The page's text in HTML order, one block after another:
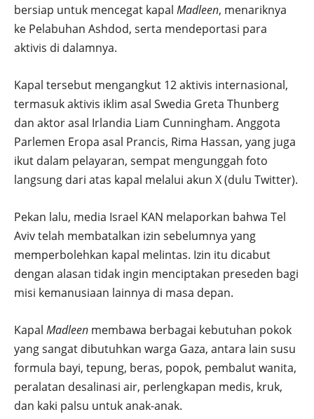
bersiap untuk mencegat kapal Madleen, menariknya
ke Pelabuhan Ashdod, serta mendeportasi para
aktivis di dalamnya.
Kapal tersebut mengangkut 12 aktivis internasional,
termasuk aktivis iklim asal Swedia Greta Thunberg
dan aktor asal Irlandia Liam Cunningham. Anggota
Parlemen Eropa asal Prancis, Rima Hassan, yang juga
ikut dalam pelayaran, sempat mengunggah foto
langsung dari atas kapal melalui akun X (dulu Twitter).
Pekan lalu, media Israel KAN melaporkan bahwa Tel
Aviv telah membatalkan izin sebelumnya yang
memperbolehkan kapal melintas. Izin itu dicabut
dengan alasan tidak ingin menciptakan preseden bagi
misi kemanusiaan lainnya di masa depan.
Kapal Madleen membawa berbagai kebutuhan pokok
yang sangat dibutuhkan warga Gaza, antara lain susu
formula bayi, tepung, beras, popok, pembalut wanita,
peralatan desalinasi air, perlengkapan medis, kruk,
dan kaki palsu untuk anak-anak.